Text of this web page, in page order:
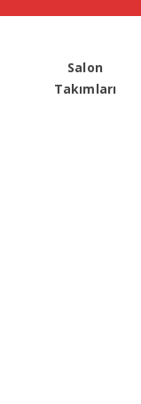
Salon
Takımları